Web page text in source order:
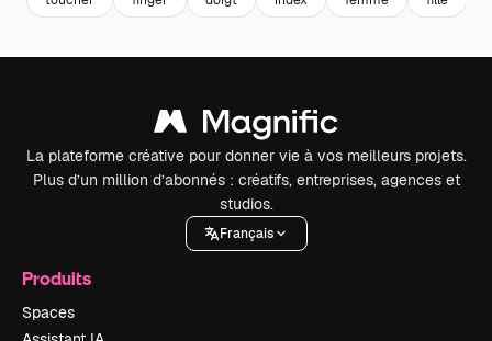
La plateforme créative pour donner vie à vos meilleurs projets.
Plus d’un million d’abonnés : créatifs, entreprises, agences et
studios.
Français
Produits
Spaces